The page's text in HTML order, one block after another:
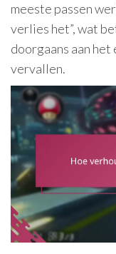
meeste passen
verlies het”, wat
doorgaans aan
vervallen.